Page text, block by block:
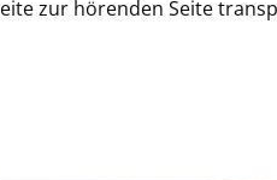
zur hörenden Seite